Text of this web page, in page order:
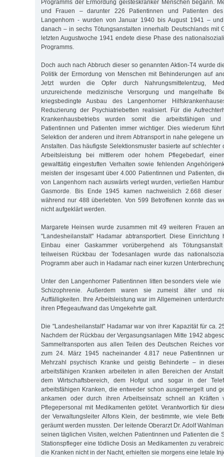
Programms der Ermordung geisteskranker Menschen begann.
und Frauen – darunter 226 Patientinnen und Patienten des
Langenhorn - wurden von Januar 1940 bis August 1941 –
danach – in sechs Tötungsanstalten innerhalb Deutschlands mit
letzten Augustwoche 1941 endete diese Phase des
Programms.
Doch auch nach Abbruch dieser so genannten Aktion-T4 wurde
Politik der Ermordung von Menschen mit Behinderungen auf
Jetzt wurden die Opfer durch Nahrungsmittelentzug,
unzureichende medizinische Versorgung und mangelhafte
kriegsbedingte Ausbau des Langenhorner
Reduzierung der Psychiatriebetten realisiert. Für die
Krankenhausbetriebs wurden somit die arbeitsfähigen
Patientinnen und Patienten immer wichtiger. Dies wiederum
Selektion der anderen und ihrem Abtransport in nahe gelegene
Anstalten. Das häufigste Selektionsmuster basierte auf schlechter
Arbeitsleistung bei mittlerem oder hohem Pflegebedarf,
gewalttätig eingestuften Verhalten sowie fehlenden
meisten der insgesamt über 4.000 Patientinnen und Patienten,
von Langenhorn nach auswärts verlegt wurden, verließen
Gasmorde. Bis Ende 1945 kamen nachweislich 2.668 dieser
während nur 488 überlebten. Von 599 Betroffenen konnte das
nicht aufgeklärt werden.
Margarete Heinsen wurde zusammen mit 49 weiteren Frauen
"Landesheilanstalt" Hadamar abtransportiert. Diese
Einbau einer Gaskammer vorübergehend als
teilweisen Rückbau der Todesanlagen wurde das
Programm aber auch in Hadamar nach einer kurzen
Unter den Langenhorner Patientinnen litten besonders viele wie
Schizophrenie. Außerdem waren sie zumeist älter und
Auffälligkeiten. Ihre Arbeitsleistung war im Allgemeinen
ihren Pflegeaufwand das Umgekehrte galt.
Die "Landesheilanstalt" Hadamar war von ihrer Kapazität für ca.
Nachdem der Rückbau der Vergasungsanlagen Mitte 1942
Sammeltransporten aus allen Teilen des Deutschen Reiches
zum 24. März 1945 nacheinander 4.817 neue Patientinnen
Mehrzahl psychisch Kranke und geistig Behinderte – in
arbeitsfähigen Kranken arbeiteten in allen Bereichen der
dem Wirtschaftsbereich, dem Hofgut und sogar in der
arbeitsfähigen Kranken, die entweder schon ausgemergelt und
ankamen oder durch ihren Arbeitseinsatz schnell an Kräften
Pflegepersonal mit Medikamenten getötet. Verantwortlich für
der Verwaltungsleiter Alfons Klein, der bestimmte, wie viele
geräumt werden mussten. Der leitende Oberarzt Dr. Adolf
seinen täglichen Visiten, welchen Patientinnen und Patienten die
Stationspfleger eine tödliche Dosis an Medikamenten zu
die Kranken nicht in der Nacht, erhielten sie morgens eine letale